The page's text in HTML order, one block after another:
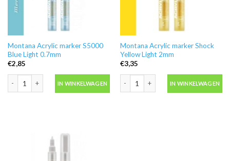
Montana Acrylic marker S5000
Blue Light 0.7mm
€2,85
IN WINKELWAGEN
Montana Acrylic marker Shock
Yellow Light 2mm
€3,35
IN WINKELWAGEN